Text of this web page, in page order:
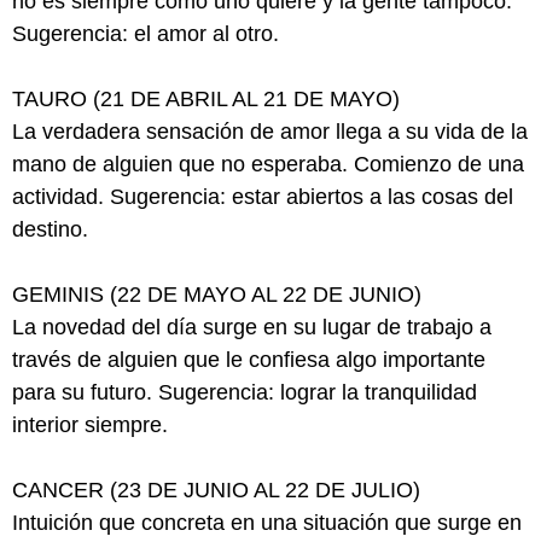
Sugerencia: el amor al otro.
TAURO (21 DE ABRIL AL 21 DE MAYO)
La verdadera sensación de amor llega a su vida de la
mano de alguien que no esperaba. Comienzo de una
actividad. Sugerencia: estar abiertos a las cosas del
destino.
GEMINIS (22 DE MAYO AL 22 DE JUNIO)
La novedad del día surge en su lugar de trabajo a
través de alguien que le confiesa algo importante
para su futuro. Sugerencia: lograr la tranquilidad
interior siempre.
CANCER (23 DE JUNIO AL 22 DE JULIO)
Intuición que concreta en una situación que surge en